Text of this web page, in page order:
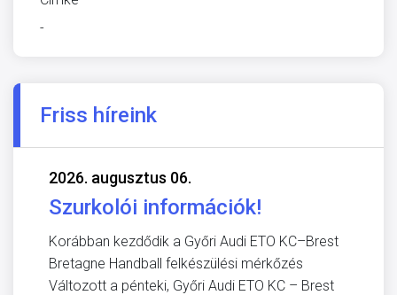
-
Friss híreink
2026. augusztus 06.
Szurkolói információk!
Korábban kezdődik a Győri Audi ETO KC–Brest
Bretagne Handball felkészülési mérkőzés
Változott a pénteki, Győri Audi ETO KC – Brest